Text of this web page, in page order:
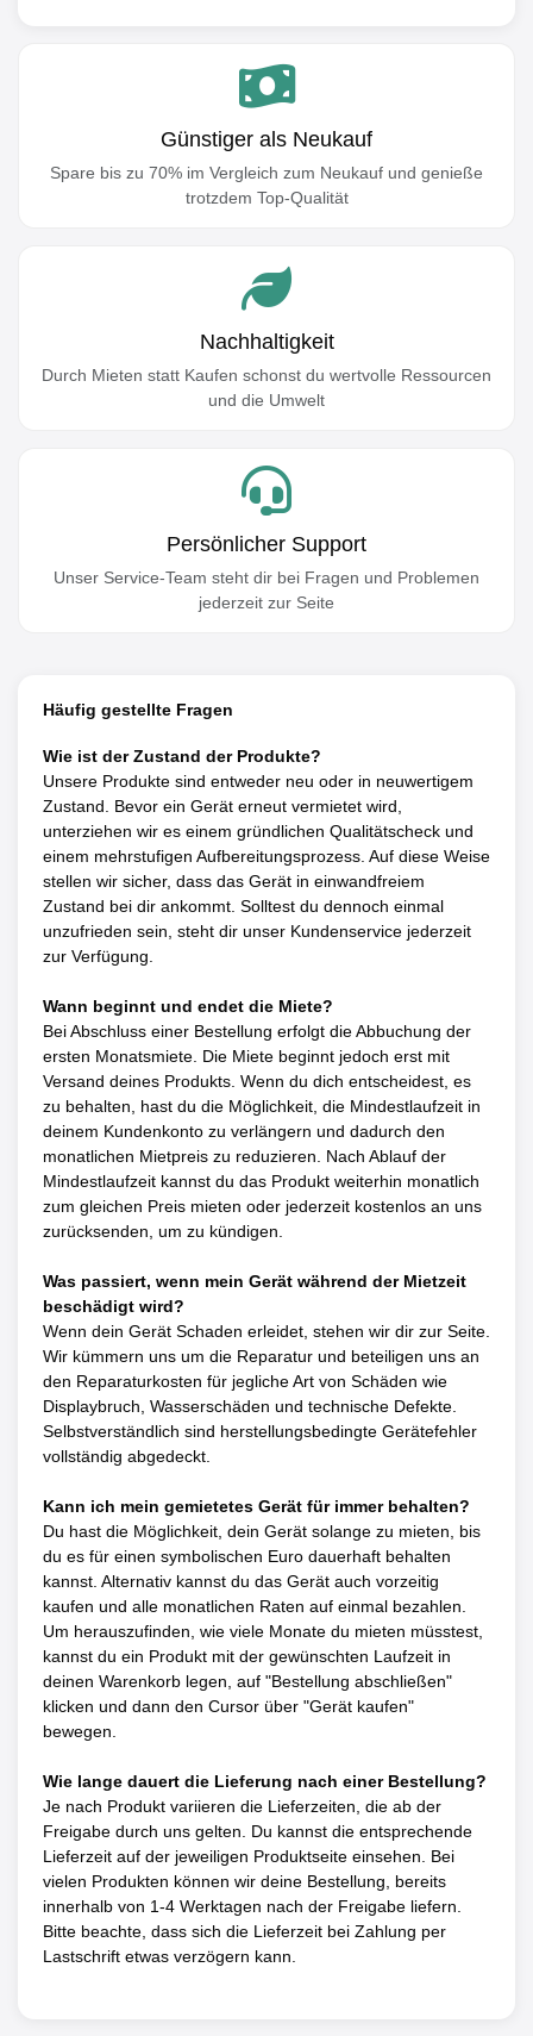
Günstiger als Neukauf
Spare bis zu 70% im Vergleich zum Neukauf und genieße
trotzdem Top-Qualität
Nachhaltigkeit
Durch Mieten statt Kaufen schonst du wertvolle Ressourcen
und die Umwelt
Persönlicher Support
Unser Service-Team steht dir bei Fragen und Problemen
jederzeit zur Seite
Häufig gestellte Fragen
Wie ist der Zustand der Produkte?
Unsere Produkte sind entweder neu oder in neuwertigem
Zustand. Bevor ein Gerät erneut vermietet wird,
unterziehen wir es einem gründlichen Qualitätscheck und
einem mehrstufigen Aufbereitungsprozess. Auf diese Weise
stellen wir sicher, dass das Gerät in einwandfreiem
Zustand bei dir ankommt. Solltest du dennoch einmal
unzufrieden sein, steht dir unser Kundenservice jederzeit
zur Verfügung.
Wann beginnt und endet die Miete?
Bei Abschluss einer Bestellung erfolgt die Abbuchung der
ersten Monatsmiete. Die Miete beginnt jedoch erst mit
Versand deines Produkts. Wenn du dich entscheidest, es
zu behalten, hast du die Möglichkeit, die Mindestlaufzeit in
deinem Kundenkonto zu verlängern und dadurch den
monatlichen Mietpreis zu reduzieren. Nach Ablauf der
Mindestlaufzeit kannst du das Produkt weiterhin monatlich
zum gleichen Preis mieten oder jederzeit kostenlos an uns
zurücksenden, um zu kündigen.
Was passiert, wenn mein Gerät während der Mietzeit
beschädigt wird?
Wenn dein Gerät Schaden erleidet, stehen wir dir zur Seite.
Wir kümmern uns um die Reparatur und beteiligen uns an
den Reparaturkosten für jegliche Art von Schäden wie
Displaybruch, Wasserschäden und technische Defekte.
Selbstverständlich sind herstellungsbedingte Gerätefehler
vollständig abgedeckt.
Kann ich mein gemietetes Gerät für immer behalten?
Du hast die Möglichkeit, dein Gerät solange zu mieten, bis
du es für einen symbolischen Euro dauerhaft behalten
kannst. Alternativ kannst du das Gerät auch vorzeitig
kaufen und alle monatlichen Raten auf einmal bezahlen.
Um herauszufinden, wie viele Monate du mieten müsstest,
kannst du ein Produkt mit der gewünschten Laufzeit in
deinen Warenkorb legen, auf "Bestellung abschließen"
klicken und dann den Cursor über "Gerät kaufen"
bewegen.
Wie lange dauert die Lieferung nach einer Bestellung?
Je nach Produkt variieren die Lieferzeiten, die ab der
Freigabe durch uns gelten. Du kannst die entsprechende
Lieferzeit auf der jeweiligen Produktseite einsehen. Bei
vielen Produkten können wir deine Bestellung, bereits
innerhalb von 1-4 Werktagen nach der Freigabe liefern.
Bitte beachte, dass sich die Lieferzeit bei Zahlung per
Lastschrift etwas verzögern kann.